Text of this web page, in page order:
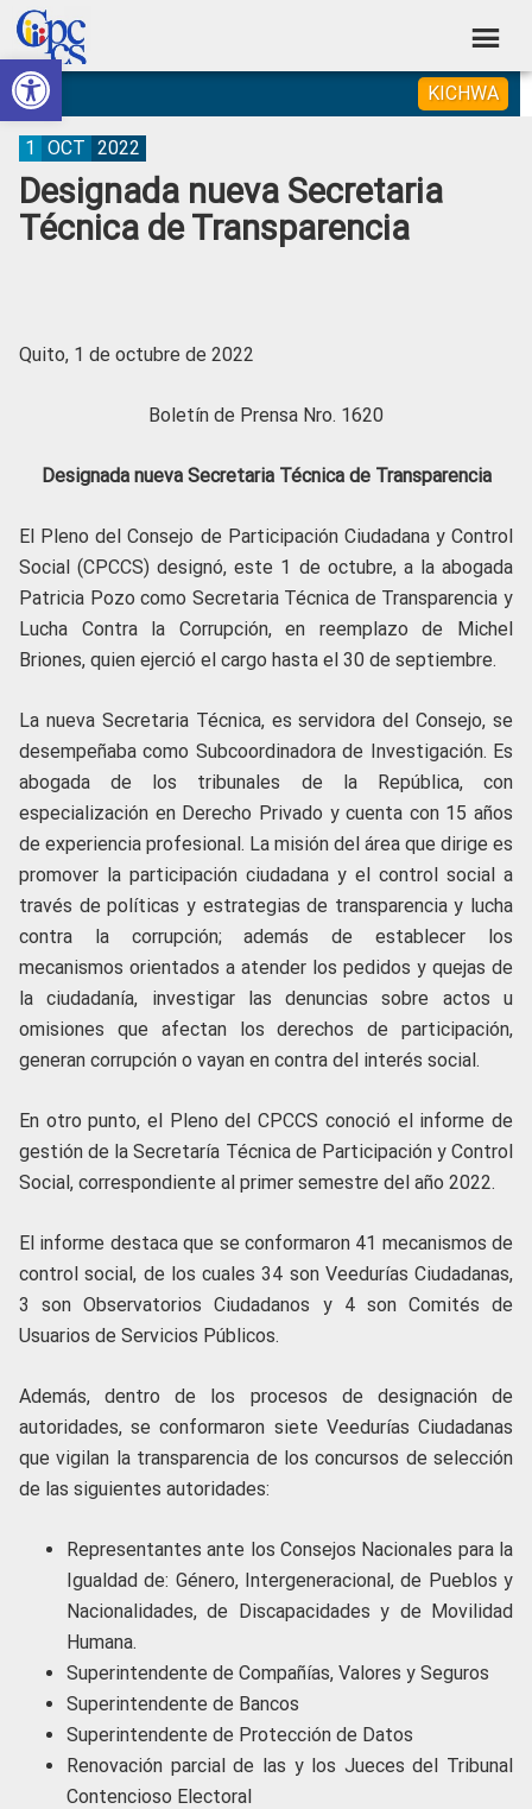
Abrir barra de herramientas
Skip
to
primary
navigation
Skip
to
main
content
Skip
to
primary
sidebar
Skip
to
footer
Consejo
de
Participación
Ciudadana
Construyendo
Poder
Ciudadano
KICHWA
Designada nueva Secretaria
Técnica de Transparencia
1 OCT 2022
Quito, 1 de octubre de 2022
Boletín de Prensa Nro. 1620
Designada nueva Secretaria Técnica de Transparencia
El Pleno del Consejo de Participación Ciudadana y Control
Social (CPCCS) designó, este 1 de octubre, a la abogada
Patricia Pozo como Secretaria Técnica de Transparencia y
Lucha Contra la Corrupción, en reemplazo de Michel
Briones, quien ejerció el cargo hasta el 30 de septiembre.
La nueva Secretaria Técnica, es servidora del Consejo, se
desempeñaba como Subcoordinadora de Investigación. Es
abogada de los tribunales de la República, con
especialización en Derecho Privado y cuenta con 15 años
de experiencia profesional. La misión del área que dirige es
promover la participación ciudadana y el control social a
través de políticas y estrategias de transparencia y lucha
contra la corrupción; además de establecer los
mecanismos orientados a atender los pedidos y quejas de
la ciudadanía, investigar las denuncias sobre actos u
omisiones que afectan los derechos de participación,
generan corrupción o vayan en contra del interés social.
En otro punto, el Pleno del CPCCS conoció el informe de
gestión de la Secretaría Técnica de Participación y Control
Social, correspondiente al primer semestre del año 2022.
El informe destaca que se conformaron 41 mecanismos de
control social, de los cuales 34 son Veedurías Ciudadanas,
3 son Observatorios Ciudadanos y 4 son Comités de
Usuarios de Servicios Públicos.
Además, dentro de los procesos de designación de
autoridades, se conformaron siete Veedurías Ciudadanas
que vigilan la transparencia de los concursos de selección
de las siguientes autoridades:
Representantes ante los Consejos Nacionales para la
Igualdad de: Género, Intergeneracional, de Pueblos y
Nacionalidades, de Discapacidades y de Movilidad
Humana.
Superintendente de Compañías, Valores y Seguros
Superintendente de Bancos
Superintendente de Protección de Datos
Renovación parcial de las y los Jueces del Tribunal
Contencioso Electoral